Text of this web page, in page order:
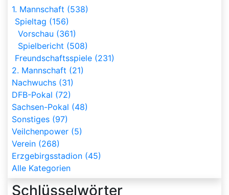
1. Mannschaft (538)
Spieltag (156)
Vorschau (361)
Spielbericht (508)
Freundschaftsspiele (231)
2. Mannschaft (21)
Nachwuchs (31)
DFB-Pokal (72)
Sachsen-Pokal (48)
Sonstiges (97)
Veilchenpower (5)
Verein (268)
Erzgebirgsstadion (45)
Alle Kategorien
Schlüsselwörter